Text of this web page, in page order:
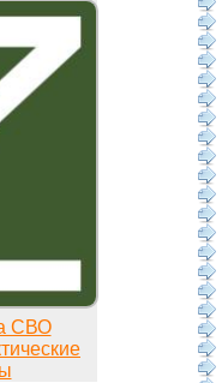
СВО